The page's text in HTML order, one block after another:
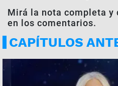
Mirá la nota completa y
en los comentarios.
CAPÍTULOS